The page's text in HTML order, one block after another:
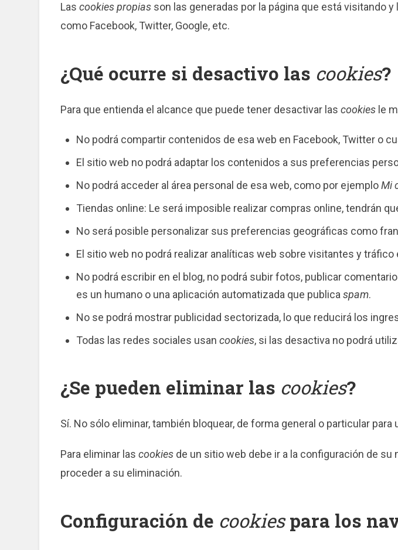
Lascookies propias son las generadas por la página que está visitando
como Facebook, Twitter, Google, etc.
¿Qué ocurre si desactivo las cookies?
Para que entienda el alcance que puede tener desactivar lascookies le
No podrá compartir contenidos de esa web en Facebook, Twitter o
El sitio web no podrá adaptar los contenidos a sus preferencias
No podrá acceder al área personal de esa web, como por ejemploMi
Tiendas online: Le será imposible realizar compras online, tendrán
No será posible personalizar sus preferencias geográficas como
El sitio web no podrá realizar analíticas web sobre visitantes y
No podrá escribir en el blog, no podrá subir fotos, publicar
es un humano o una aplicación automatizada que publicaspam.
No se podrá mostrar publicidad sectorizada, lo que reducirá los
Todas las redes sociales usancookies, si las desactiva no podrá
¿Se pueden eliminar las cookies?
Sí. No sólo eliminar, también bloquear, de forma general o particular
Para eliminar lascookies de un sitio web debe ir a la configuración de
proceder a su eliminación.
Configuración de cookiespara los